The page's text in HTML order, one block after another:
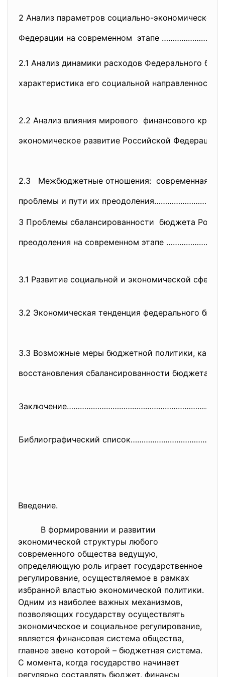
2 Анализ параметров социально-
Федерации на современном этапе
2.1 Анализ динамики расходов Федерального
характеристика его социальной
2.2 Анализ влияния мирового финансового
экономическое развитие Российской Федерации
2.3 Межбюджетные отношения: современная
проблемы и пути их
3 Проблемы сбалансированности бюджета
преодоления на современном этапе
3.1 Развитие социальной и экономической
3.2 Экономическая тенденция федерального
3.3 Возможные меры бюджетной политики, как
восстановления сбалансированности
Заключение……………………………………………………
Библиографический
Введение.
В формировании и развитии
экономической структуры любого
современного общества ведущую,
определяющую роль играет государственное
регулирование, осуществляемое в рамках
избранной властью экономической политики.
Одним из наиболее важных механизмов,
позволяющих государству осуществлять
экономическое и социальное регулирование,
является финансовая система общества,
главное звено которой – бюджетная система.
С момента, когда государство начинает
регулярно составлять бюджет, финансы